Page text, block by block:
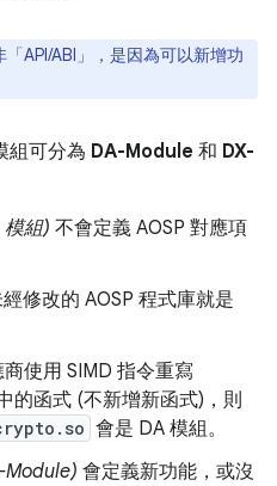
「API/ABI」，是因為可以新增功
組可分為 DA-Module 和 DX-
模組) 不會定義 AOSP 對應項
經修改的 AOSP 程式庫就是
使用 SIMD 指令重寫
的函式 (不新增新函式)，則
會是 DA 模組。
Module) 會定義新功能，或沒